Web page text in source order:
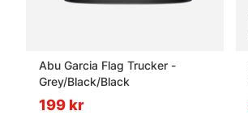
Abu Garcia Flag Trucker -
Grey/Black/Black
199 kr